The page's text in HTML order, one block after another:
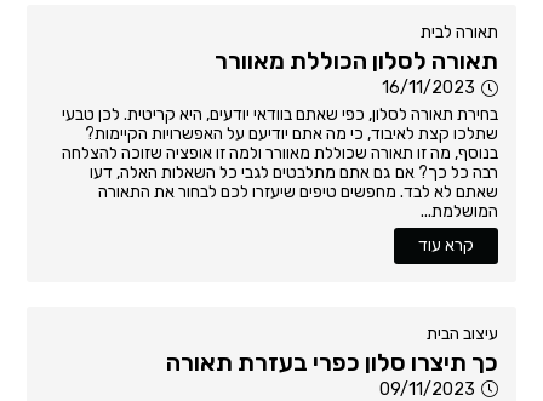
תאורה לבית
תאורה לסלון הכוללת מאוורר
16/11/2023
בחירת תאורה לסלון, כפי שאתם בוודאי יודעים, היא קריטית. לכן טבעי
שתלכו קצת לאיבוד, כי מה אתם יודיעם על האפשרויות הקיימות?
בנוסף, מה זו תאורה שכוללת מאוורר ולמה זו אופציה שזוכה להצלחה
רבה כל כך? אם גם אתם מתלבטים לגבי כל השאלות האלה, דעו
שאתם לא לבד. מחפשים טיפים שיעזרו לכם לבחור את התאורה
המושלמת...
קרא עוד
עיצוב הבית
כך תיצרו סלון כפרי בעזרת תאורה
09/11/2023